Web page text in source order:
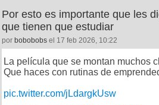
Por esto es importante que les
que tienen que estudiar
por bobobobs el 17 feb 2026, 10:22
La película que se montan muchos
Que haces con rutinas de
pic.twitter.com/jLdargkUsw